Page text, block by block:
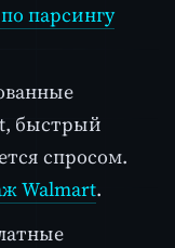
парсингу
быстрый
спросом.
Walmart.